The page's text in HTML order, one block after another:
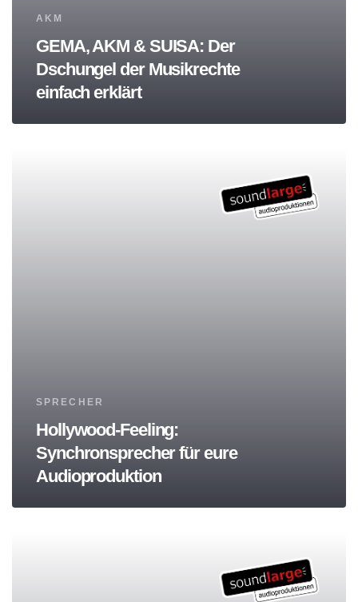
Tags
AKM
GEMA, AKM & SUISA: Der
Dschungel der Musikrechte
einfach erklärt
Tags
SPRECHER
Hollywood-Feeling:
Synchronsprecher für eure
Audioproduktion